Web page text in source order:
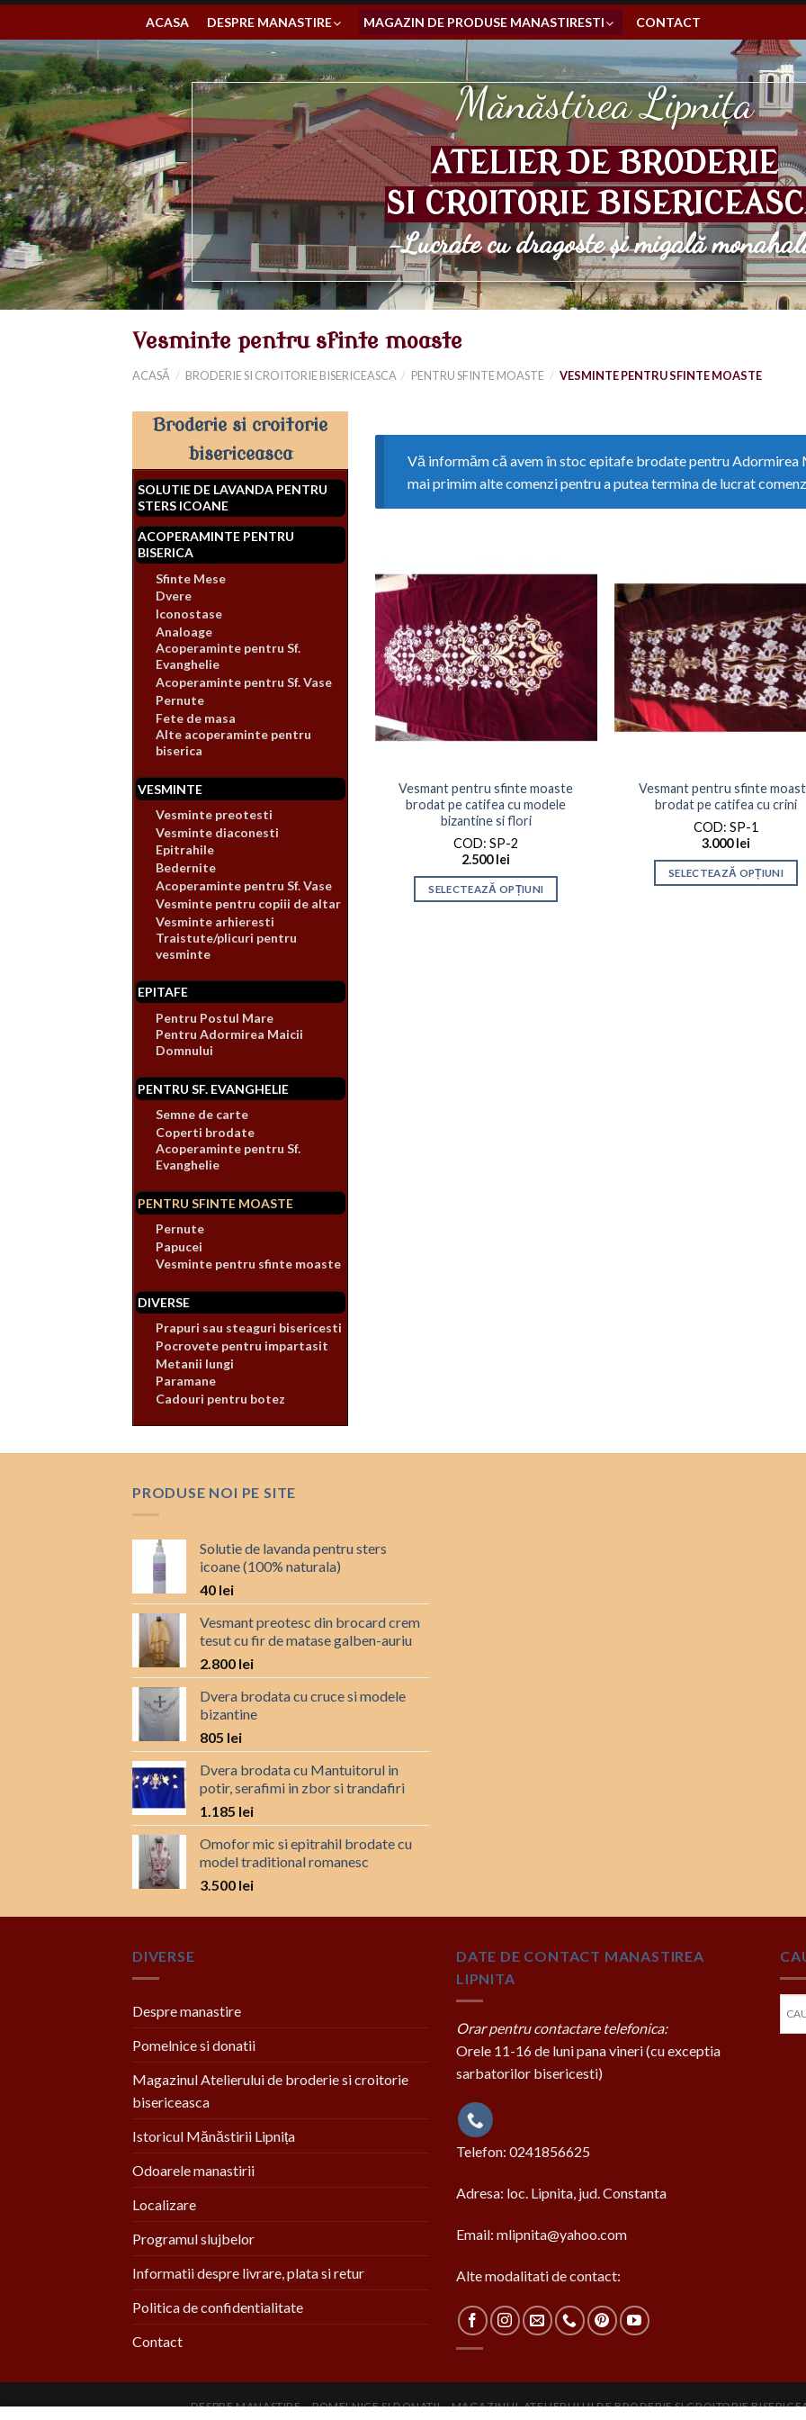
to
content
ACASA DESPRE MANASTIRE MAGAZIN DE PRODUSE MANASTIRESTI CONTACT
Mănăstirea Lipnița
ATELIER DE BRODERIE
SI CROITORIE
-Lucrate cu dragoste și migală
Vesminte pentru sfinte moaste
ACASĂ / BRODERIE SI CROITORIE BISERICEASCA / PENTRU SFINTE MOASTE / VESMINTE PENTRU SFINTE MOASTE
Broderie si croitorie
bisericeasca
SOLUTIE DE LAVANDA PENTRU
STERS ICOANE
ACOPERAMINTE PENTRU
BISERICA
Sfinte Mese
Dvere
Iconostase
Analoage
Acoperaminte pentru Sf.
Evanghelie
Acoperaminte pentru Sf. Vase
Pernute
Fete de masa
Alte acoperaminte pentru
biserica
VESMINTE
Vesminte preotesti
Vesminte diaconesti
Epitrahile
Bedernite
Acoperaminte pentru Sf. Vase
Vesminte pentru copiii de altar
Vesminte arhieresti
Traistute/plicuri pentru
vesminte
EPITAFE
Pentru Postul Mare
Pentru Adormirea Maicii
Domnului
PENTRU SF. EVANGHELIE
Semne de carte
Coperti brodate
Acoperaminte pentru Sf.
Evanghelie
PENTRU SFINTE MOASTE
Pernute
Papucei
Vesminte pentru sfinte moaste
DIVERSE
Prapuri sau steaguri bisericesti
Pocrovete pentru impartasit
Metanii lungi
Paramane
Cadouri pentru botez
Vă informăm că avem în stoc epitafe brodate pentru Adormirea
mai primim alte comenzi pentru a putea termina de lucrat
la
Favorite
Vesmant pentru sfinte moaste
brodat pe catifea cu modele
bizantine si flori
COD: SP-2
2.500lei
SELECTEAZĂ OPȚIUNI
Vesmant pentru sfinte
brodat pe catifea cu crini
COD: SP-1
3.000lei
SELECTEAZĂ OPȚIUNI
PRODUSE NOI PE SITE
Solutie de lavanda pentru sters
icoane (100% naturala)
40 lei
Vesmant preotesc din brocard crem
tesut cu fir de matase galben-auriu
2.800 lei
Dvera brodata cu cruce si modele
bizantine
805 lei
Dvera brodata cu Mantuitorul in
potir, serafimi in zbor si trandafiri
1.185 lei
Omofor mic si epitrahil brodate cu
model traditional romanesc
3.500 lei
DIVERSE
Despre manastire
Pomelnice si donatii
Magazinul Atelierului de broderie si croitorie
bisericeasca
Istoricul Mănăstirii Lipnița
Odoarele manastirii
Localizare
Programul slujbelor
Informatii despre livrare, plata si retur
Politica de confidentialitate
Contact
DATE DE CONTACT MANASTIREA
LIPNITA
Orar pentru contactare telefonica:
Orele 11-16 de luni pana vineri (cu exceptia
sarbatorilor bisericesti)
Telefon: 0241856625
Adresa: loc. Lipnita, jud. Constanta
Email: mlipnita@yahoo.com
Alte modalitati de contact:
DESPRE MANASTIRE POMELNICE SI DONATII MAGAZINUL ATELIERULUI DE BRODERIE SI CROITORIE